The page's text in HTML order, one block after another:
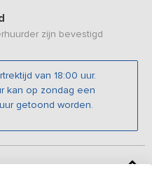
zijn bevestigd
van 18:00 uur.
kan op zondag een
getoond worden.